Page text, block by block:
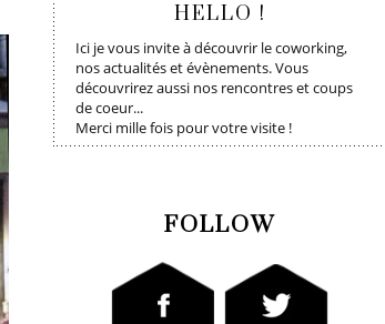
HELLO !
Ici je vous invite à découvrir le coworking,
nos actualités et évènements. Vous
découvrirez aussi nos rencontres et coups
de coeur...
Merci mille fois pour votre visite !
FOLLOW